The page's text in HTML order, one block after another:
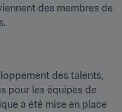
des membres de
des talents,
pour les équipes de
a été mise en place